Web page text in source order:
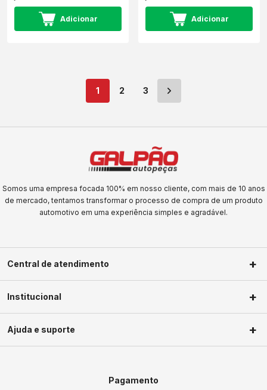
Adicionar Adicionar
1 2 3
Somos uma empresa focada 100% em nosso cliente, com mais de 10 anos
de mercado, tentamos transformar o processo de compra de um produto
automotivo em uma experiência simples e agradável.
Central de atendimento
Segunda a Sexta-Feira das 09h às
Institucional
Privacidade
Ajuda e suporte
Pagamento